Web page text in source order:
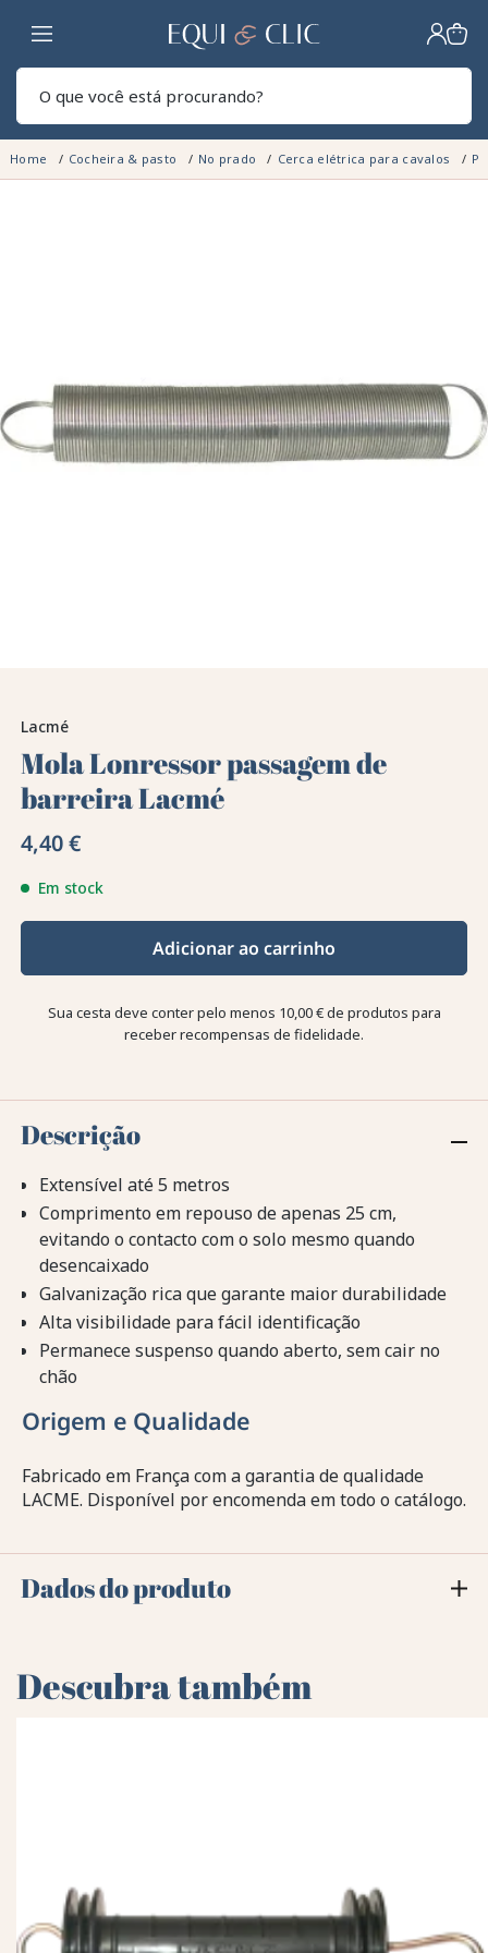
Lar
Home Cocheira & pasto No prado Cerca elétrica para cavalos
Lacmé
Mola Lonressor passagem de
barreira Lacmé
4,40 €
Em stock
Adicionar ao carrinho
Sua cesta deve conter pelo menos 10,00 € de produtos para
receber recompensas de fidelidade.
Descrição
Extensível até 5 metros
Comprimento em repouso de apenas 25 cm,
evitando o contacto com o solo mesmo quando
desencaixado
Galvanização rica que garante maior durabilidade
Alta visibilidade para fácil identificação
Permanece suspenso quando aberto, sem cair no
chão
Origem e Qualidade
Fabricado em França com a garantia de qualidade
LACME. Disponível por encomenda em todo o catálogo.
Dados do produto
Descubra também